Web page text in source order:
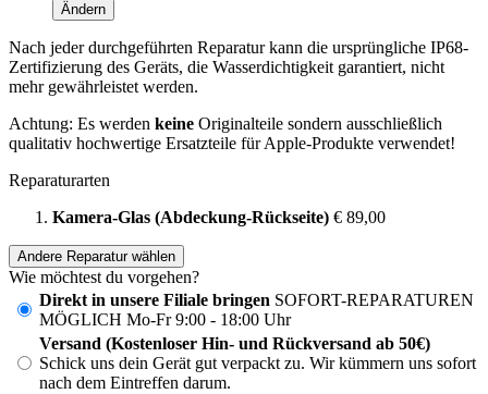
Ändern
Nach jeder durchgeführten Reparatur kann die ursprüngliche IP68-
Zertifizierung des Geräts, die Wasserdichtigkeit garantiert, nicht
mehr gewährleistet werden.
Achtung: Es werden keine Originalteile sondern ausschließlich
qualitativ hochwertige Ersatzteile für Apple-Produkte verwendet!
Reparaturarten
Kamera-Glas (Abdeckung-Rückseite) € 89,00
Andere Reparatur wählen
Wie möchtest du vorgehen?
Direkt in unsere Filiale bringen SOFORT-REPARATUREN
MÖGLICH Mo-Fr 9:00 - 18:00 Uhr
Versand (Kostenloser Hin- und Rückversand ab 50€)
Schick uns dein Gerät gut verpackt zu. Wir kümmern uns sofort
nach dem Eintreffen darum.